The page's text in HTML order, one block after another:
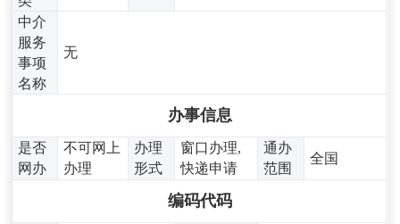
中介
服务
事项
名称
无
办事信息
是否
网办
不可网上
办理
办理
形式
窗口办理,
快递申请
通办
范围
全国
编码代码